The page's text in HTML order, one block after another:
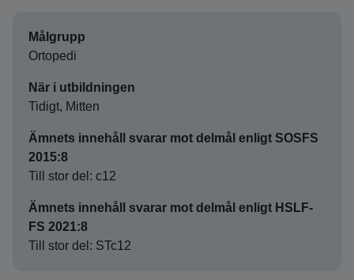
Målgrupp
Ortopedi
När i utbildningen
Tidigt, Mitten
Ämnets innehåll svarar mot delmål enligt SOSFS
2015:8
Till stor del: c12
Ämnets innehåll svarar mot delmål enligt HSLF-
FS 2021:8
Till stor del: STc12